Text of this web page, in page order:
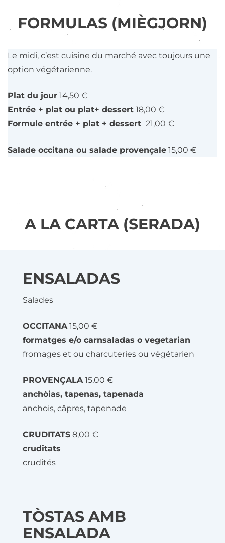
FORMULAS (MIÈGJORN)
Le midi, c’est cuisine du marché avec toujours une
option végétarienne.
Plat du jour 14,50 €
Entrée + plat ou plat+ dessert 18,00 €
Formule entrée + plat + dessert 21,00 €
Salade occitana ou salade provençale 15,00 €
A LA CARTA (SERADA)
ENSALADAS
Salades
OCCITANA 15,00 €
formatges e/o carnsaladas o vegetarian
fromages et ou charcuteries ou végétarien
PROVENÇALA 15,00 €
anchòias, tapenas, tapenada
anchois, câpres, tapenade
CRUDITATS 8,00 €
cruditats
crudités
TÒSTAS AMB
ENSALADA